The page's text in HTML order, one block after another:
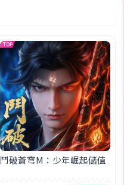
TOP
鬥破蒼穹M：少年崛起儲值